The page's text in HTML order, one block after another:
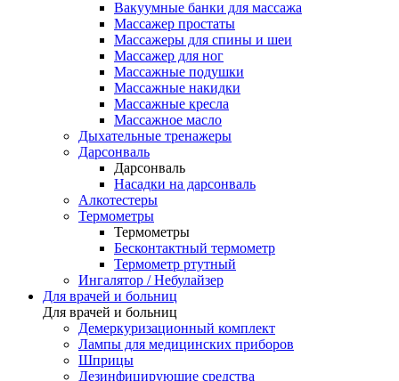
Вакуумные банки для массажа
Массажер простаты
Массажеры для спины и шеи
Массажер для ног
Массажные подушки
Массажные накидки
Массажные кресла
Массажное масло
Дыхательные тренажеры
Дарсонваль
Дарсонваль
Насадки на дарсонваль
Алкотестеры
Термометры
Термометры
Бесконтактный термометр
Термометр ртутный
Ингалятор / Небулайзер
Для врачей и больниц
Для врачей и больниц
Демеркуризационный комплект
Лампы для медицинских приборов
Шприцы
Дезинфицирующие средства